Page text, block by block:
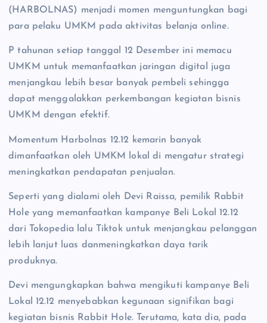
(HARBOLNAS) menjadi momen menguntungkan bagi
para pelaku UMKM pada aktivitas belanja online.
P tahunan setiap tanggal 12 Desember ini memacu
UMKM untuk memanfaatkan jaringan digital juga
menjangkau lebih besar banyak pembeli sehingga
dapat menggalakkan perkembangan kegiatan bisnis
UMKM dengan efektif.
Momentum Harbolnas 12.12 kemarin banyak
dimanfaatkan oleh UMKM lokal di mengatur strategi
meningkatkan pendapatan penjualan.
Seperti yang dialami oleh Devi Raissa, pemilik Rabbit
Hole yang memanfaatkan kampanye Beli Lokal 12.12
dari Tokopedia lalu Tiktok untuk menjangkau pelanggan
lebih lanjut luas danmeningkatkan daya tarik
produknya.
Devi mengungkapkan bahwa mengikuti kampanye Beli
Lokal 12.12 menyebabkan kegunaan signifikan bagi
kegiatan bisnis Rabbit Hole. Terutama, kata dia, pada